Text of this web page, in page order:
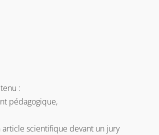
:
pédagogique,
article scientifique devant un jury